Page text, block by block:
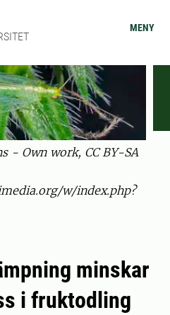
MENY
- Own work, CC BY-SA
w/index.php?
minskar
i fruktodling